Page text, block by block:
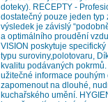
doteky). RECEPTY -
dostatečný pouze jeden
výsledek je závislý
a optimálního proudění
VISION poskytuje
typu suroviny,polotovaru,
kvalitu podávaných
užitečné informace
zapomenout na dlouhé,
kuchařského umění.